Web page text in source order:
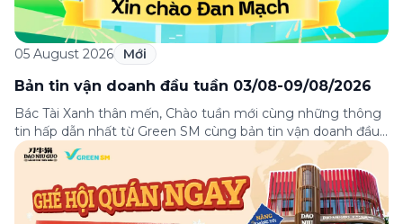
05 August 2026 Mới
Bản tin vận doanh đầu tuần 03/08-09/08/2026
Bác Tài Xanh thân mến, Chào tuần mới cùng những thông
tin hấp dẫn nhất từ Green SM cùng bản tin vận doanh đầu
tuần 03-09/08! Từ câu chuyện đầy cảm hứng “Hành trình
toàn cầu của Green SM”, hướng dẫn phân luồng di chuyển
tại sân bay Nội Bài tới những hướng dẫn chi […]